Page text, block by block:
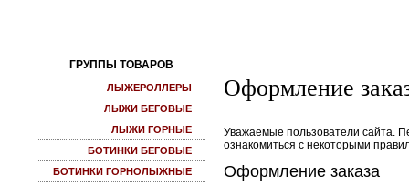
ГРУППЫ ТОВАРОВ
ЛЫЖЕРОЛЛЕРЫ
ЛЫЖИ БЕГОВЫЕ
ЛЫЖИ ГОРНЫЕ
БОТИНКИ БЕГОВЫЕ
БОТИНКИ ГОРНОЛЫЖНЫЕ
Оформление
Уважаемые пользователи сайта.
ознакомиться с некоторыми
Оформление заказа